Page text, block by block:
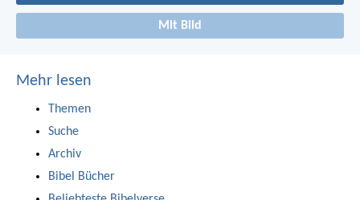
Mit Bild
Mehr lesen
Themen
Suche
Archiv
Bibel Bücher